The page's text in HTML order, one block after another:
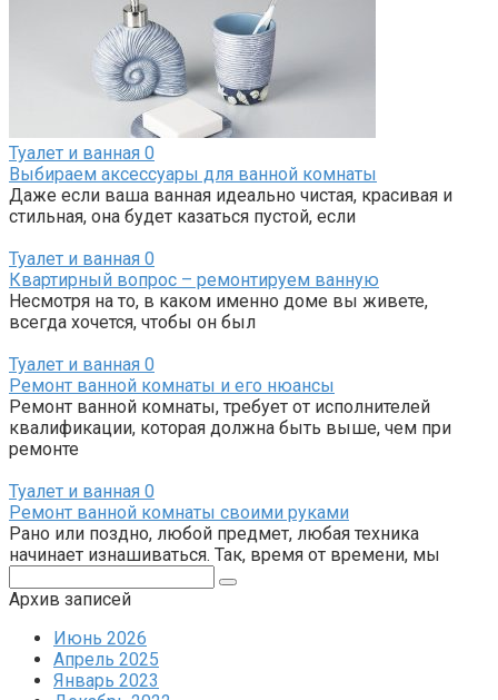
Туалет и ванная 0
Выбираем аксессуары для ванной комнаты
Даже если ваша ванная идеально чистая, красивая и
стильная, она будет казаться пустой, если
Туалет и ванная 0
Квартирный вопрос – ремонтируем ванную
Несмотря на то, в каком именно доме вы живете,
всегда хочется, чтобы он был
Туалет и ванная 0
Ремонт ванной комнаты и его нюансы
Ремонт ванной комнаты, требует от исполнителей
квалификации, которая должна быть выше, чем при
ремонте
Туалет и ванная 0
Ремонт ванной комнаты своими руками
Рано или поздно, любой предмет, любая техника
начинает изнашиваться. Так, время от времени, мы
Архив записей
Июнь 2026
Апрель 2025
Январь 2023